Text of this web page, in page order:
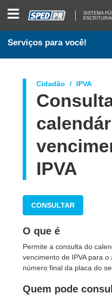
PÚBLICO
DE
ESCRITURAÇÃO
SISTEMA
Serviços para você!
Cidadão IPVA
IPVA
CONSULTAR
O que é
Permite a consulta do
vencimento de IPVA para
número final da placa do
Quem pode